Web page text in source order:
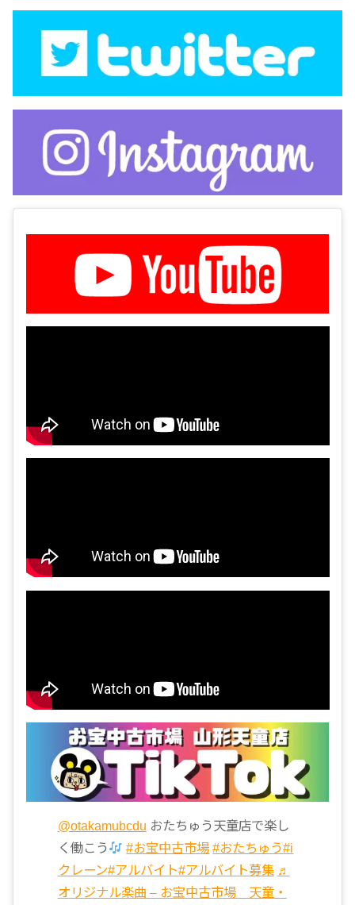
@otakamubcdu おたちゅう天童店で楽し
く働こう
#お宝中古市場 #おたちゅう#i
クレーン#アルバイト#アルバイト募集 ♬
オリジナル楽曲 – お宝中古市場 天童・